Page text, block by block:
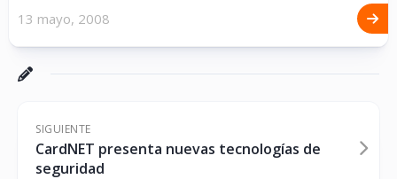
13 mayo, 2008
SIGUIENTE
CardNET presenta nuevas tecnologías de
seguridad